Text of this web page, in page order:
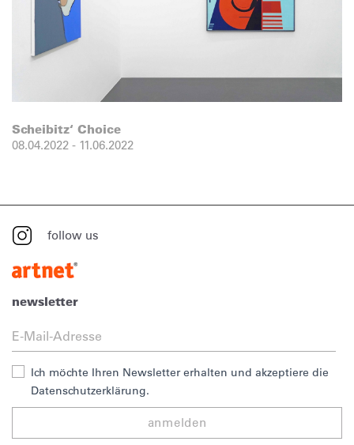
Scheibitz‘ Choice
08.04.2022 - 11.06.2022
follow us
newsletter
Ich möchte Ihren Newsletter erhalten und akzeptiere die
Datenschutzerklärung.
anmelden